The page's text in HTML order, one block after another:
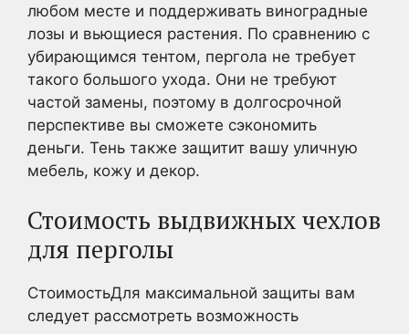
любом месте и поддерживать виноградные
лозы и вьющиеся растения. По сравнению с
убирающимся тентом, пергола не требует
такого большого ухода. Они не требуют
частой замены, поэтому в долгосрочной
перспективе вы сможете сэкономить
деньги. Тень также защитит вашу уличную
мебель, кожу и декор.
Стоимость выдвижных чехлов
для перголы
СтоимостьДля максимальной защиты вам
следует рассмотреть возможность